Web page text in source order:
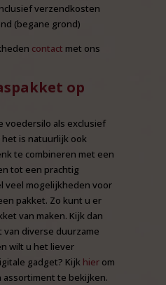
verzendkosten
(begane grond)
contact met ons
op
voedersilo als exclusief
het is natuurlijk ook
te combineren met een
tot een prachtig
veel mogelijkheden voor
pakket. Zo kunt u er
van maken. Kijk dan
diverse duurzame
wilt u het liever
gadget? Kijk hier om
te bekijken.